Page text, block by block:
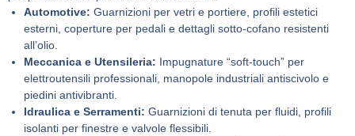
Automotive: Guarnizioni per vetri e portiere, profili estetici
esterni, coperture per pedali e dettagli sotto-cofano resistenti
all’olio.
Meccanica e Utensileria: Impugnature “soft-touch” per
elettroutensili professionali, manopole industriali antiscivolo e
piedini antivibranti.
Idraulica e Serramenti: Guarnizioni di tenuta per fluidi, profili
isolanti per finestre e valvole flessibili.